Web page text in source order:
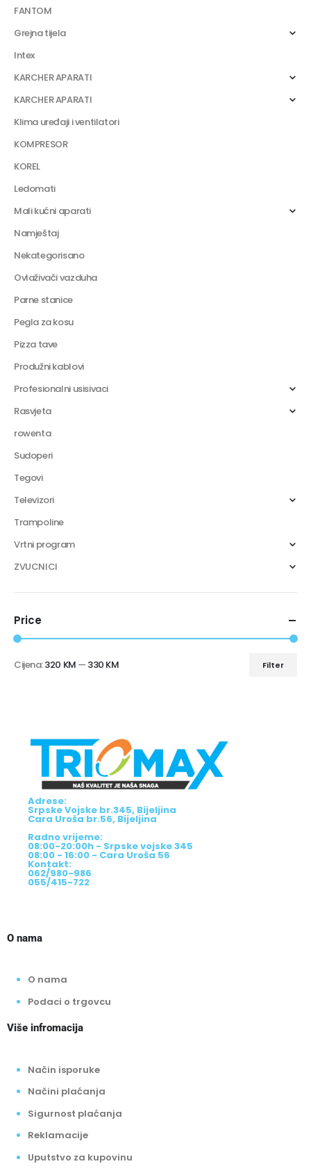
FANTOM
Grejna tijela
Intex
KARCHER APARATI
KARCHER APARATI
Klima uređaji i ventilatori
KOMPRESOR
KOREL
Ledomati
Mali kućni aparati
Namještaj
Nekategorisano
Ovlaživači vazduha
Parne stanice
Pegla za kosu
Pizza tave
Produžni kablovi
Profesionalni usisivaci
Rasvjeta
rowenta
Sudoperi
Tegovi
Televizori
Trampoline
Vrtni program
ZVUCNICI
Price
Filter
Cijena:320 KM — 330 KM
Adrese:
Srpske Vojske br.345, Bijeljina
Cara Uroša br.56, Bijeljina
Radno vrijeme:
08:00-20:00h - Srpske vojske 345
08:00 - 16:00 - Cara Uroša 56
Kontakt:
062/980-986
055/415-722
O nama
O nama
Podaci o trgovcu
Više infromacija
Način isporuke
Načini plaćanja
Sigurnost plaćanja
Reklamacije
Uputstvo za kupovinu